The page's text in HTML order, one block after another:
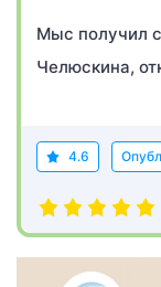
Мыс получил
Челюскина,
4.6